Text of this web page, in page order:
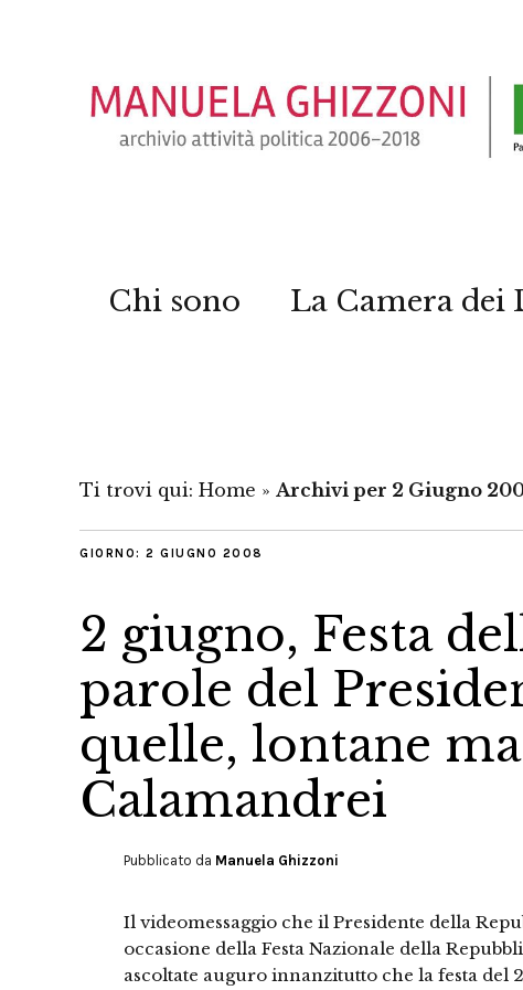
Chi sono La Camera dei
Ti trovi qui: Home » Archivi per 2 Giugno
GIORNO: 2 GIUGNO 2008
2 giugno, Festa
parole del
quelle, lontane
Calamandrei
Pubblicato da Manuela Ghizzoni
Il videomessaggio che il Presidente della
occasione della Festa Nazionale della
ascoltate auguro innanzitutto che la festa del